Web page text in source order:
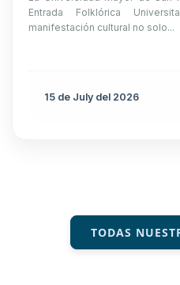
Entrada Folklórica
manifestación cultural no solo...
15 de July del 2026
TODAS